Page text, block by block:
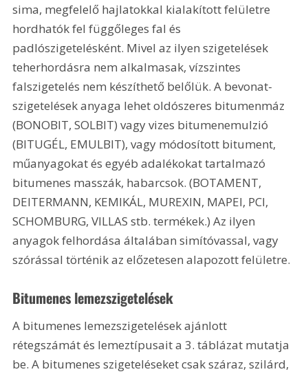
sima, megfelelő hajlatokkal kialakított felületre
hordhatók fel függőleges fal és
padlószigetelésként. Mivel az ilyen szigetelések
teherhordásra nem alkalmasak, vízszintes
falszigetelés nem készíthető belőlük. A bevonat-
szigetelések anyaga lehet oldószeres bitumenmáz
(BONOBIT, SOLBIT) vagy vizes bitumenemulzió
(BITUGÉL, EMULBIT), vagy módosított bitument,
műanyagokat és egyéb adalékokat tartalmazó
bitumenes masszák, habarcsok. (BOTAMENT,
DEITERMANN, KEMIKÁL, MUREXIN, MAPEI, PCI,
SCHOMBURG, VILLAS stb. termékek.) Az ilyen
anyagok felhordása általában simítóvassal, vagy
szórással történik az előzetesen alapozott felületre.
Bitumenes lemezszigetelések
A bitumenes lemezszigetelések ajánlott
rétegszámát és lemeztípusait a 3. táblázat mutatja
be. A bitumenes szigeteléseket csak száraz, szilárd,